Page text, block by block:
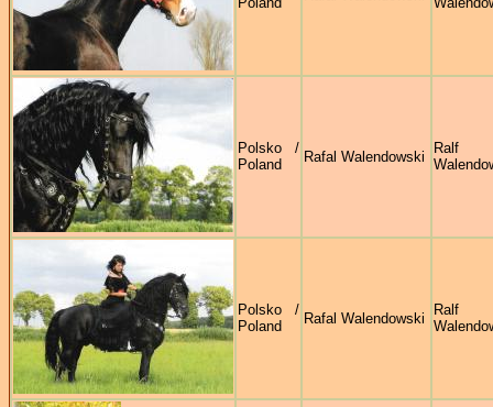
Polsko /
Poland
Rafal Walendowski
Ralf
Polsko /
Poland
Rafal Walendowski
Ralf